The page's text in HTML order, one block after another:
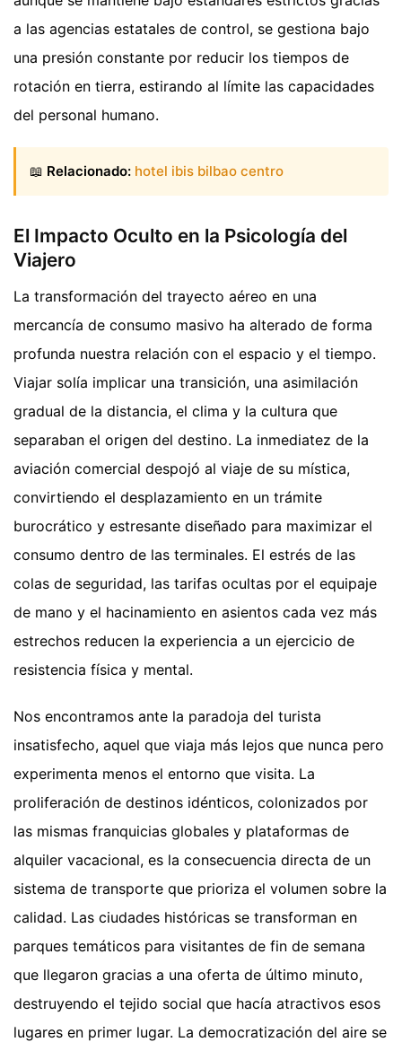
a las agencias estatales de control, se gestiona bajo
una presión constante por reducir los tiempos de
rotación en tierra, estirando al límite las capacidades
del personal humano.
📖 Relacionado: hotel ibis bilbao centro
El Impacto Oculto en la Psicología del
Viajero
La transformación del trayecto aéreo en una
mercancía de consumo masivo ha alterado de forma
profunda nuestra relación con el espacio y el tiempo.
Viajar solía implicar una transición, una asimilación
gradual de la distancia, el clima y la cultura que
separaban el origen del destino. La inmediatez de la
aviación comercial despojó al viaje de su mística,
convirtiendo el desplazamiento en un trámite
burocrático y estresante diseñado para maximizar el
consumo dentro de las terminales. El estrés de las
colas de seguridad, las tarifas ocultas por el equipaje
de mano y el hacinamiento en asientos cada vez más
estrechos reducen la experiencia a un ejercicio de
resistencia física y mental.
Nos encontramos ante la paradoja del turista
insatisfecho, aquel que viaja más lejos que nunca pero
experimenta menos el entorno que visita. La
proliferación de destinos idénticos, colonizados por
las mismas franquicias globales y plataformas de
alquiler vacacional, es la consecuencia directa de un
sistema de transporte que prioriza el volumen sobre la
calidad. Las ciudades históricas se transforman en
parques temáticos para visitantes de fin de semana
que llegaron gracias a una oferta de último minuto,
destruyendo el tejido social que hacía atractivos esos
lugares en primer lugar. La democratización del aire se